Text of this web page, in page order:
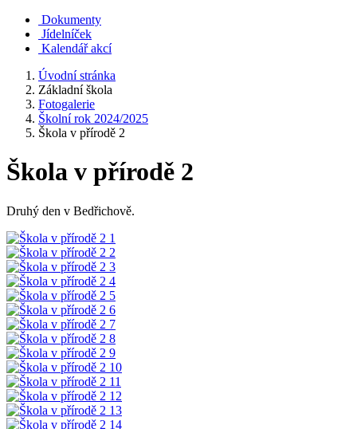
Dokumenty
Jídelníček
Kalendář akcí
Úvodní stránka
Základní škola
Fotogalerie
Školní rok 2024/2025
Škola v přírodě 2
Škola v přírodě 2
Druhý den v Bedřichově.